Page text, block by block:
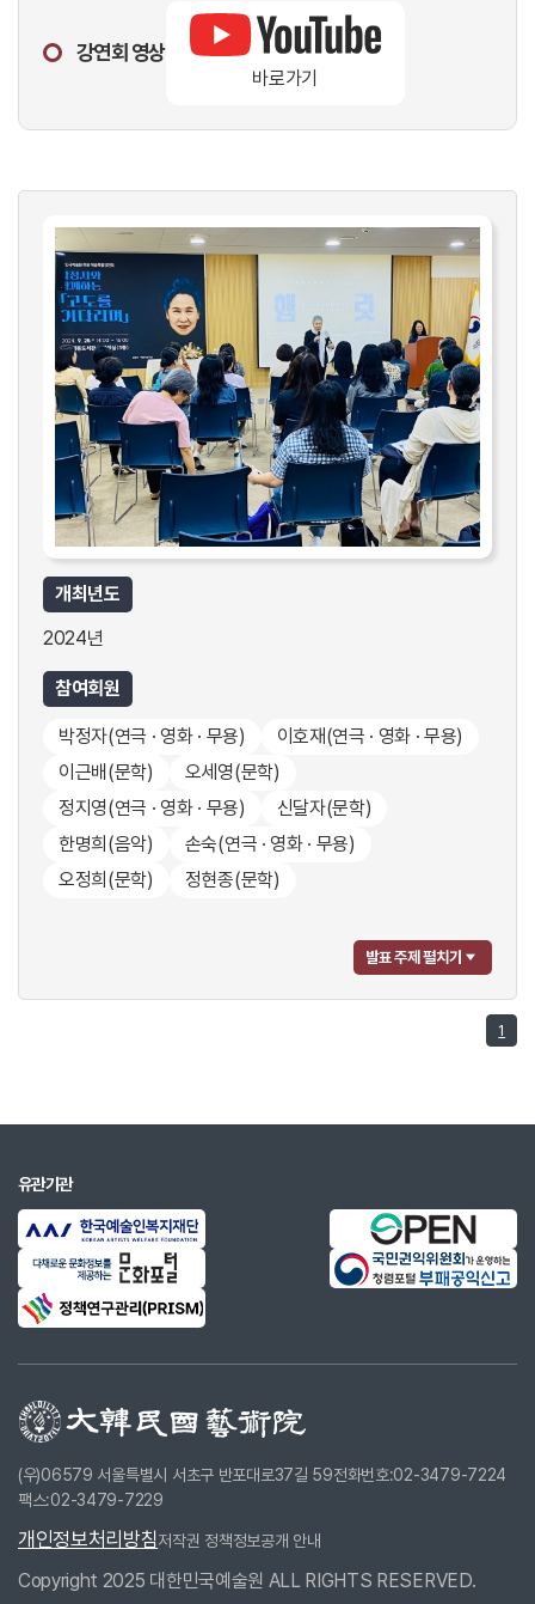
강연회 영상
바로가기
개최년도
2024년
참여회원
박정자(연극 · 영화 · 무용) 이호재(연극 · 영화 · 무용)
이근배 (문학) 오세영(문학)
정지영(연극 · 영화 · 무용) 신달자(문학)
한명희 (음악) 손숙(연극 · 영화 · 무용)
오정희 (문학) 정현종(문학)
발표 주제 펼치기
1
유관기관
(우)06579 서울특별시 서초구 반포대로37길 59전화번호:02-3479-7224
팩스:02-3479-7229
개인정보처리방침저작권 정책정보공개 안내
Copyright 2025 대한민국예술원 ALL RIGHTS RESERVED.